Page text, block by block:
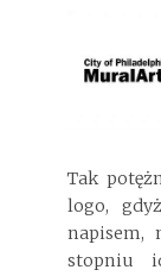
Tak
logo,
napisem,
stopniu